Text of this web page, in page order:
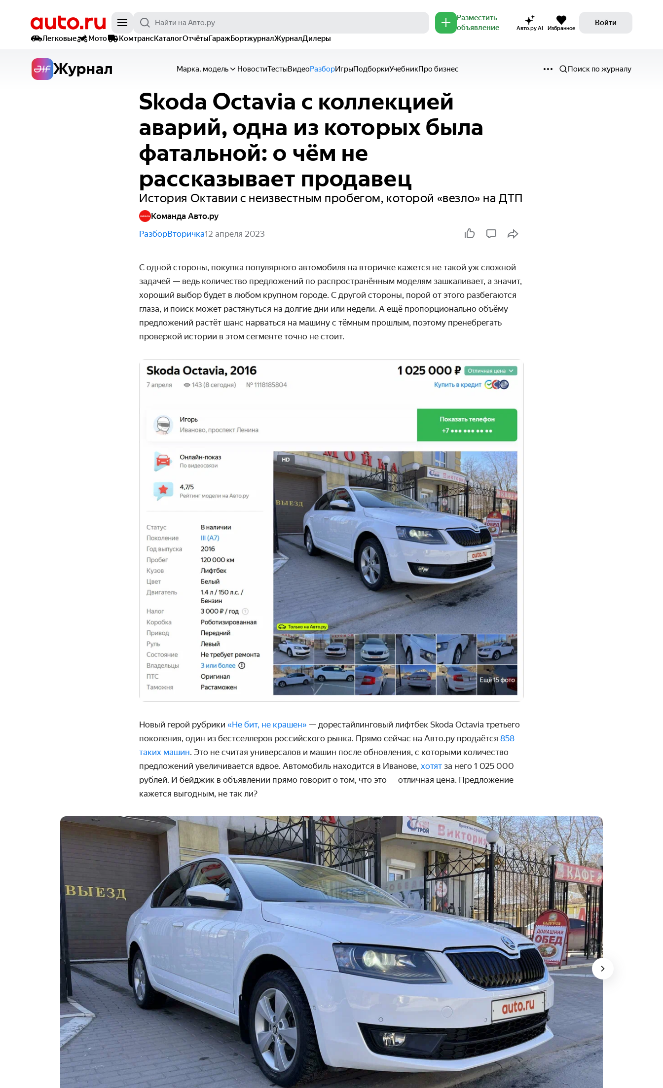
Разместить
объявление
Авто.ру AI Избранное
Войти
Легковые
Мото КомтрансКаталогОтчётыГаражБортжурналЖурналДилеры
Журнал Марка, модель НовостиТестыВидеоРазборИгрыПодборкиУчебникПро бизнес Поиск по журналу
Skoda Octavia с коллекцией
аварий, одна из которых была
фатальной: о чём не
рассказывает продавец
История Октавии с неизвестным пробегом, которой «везло» на ДТП
Команда Авто.ру
РазборВторичка12 апреля 2023
С одной стороны, покупка популярного автомобиля на вторичке кажется не такой уж сложной
задачей — ведь количество предложений по распространённым моделям зашкаливает, а значит,
хороший выбор будет в любом крупном городе. С другой стороны, порой от этого разбегаются
глаза, и поиск может растянуться на долгие дни или недели. А ещё пропорционально объёму
предложений растёт шанс нарваться на машину с тёмным прошлым, поэтому пренебрегать
проверкой истории в этом сегменте точно не стоит.
Новый герой рубрики «Не бит, не крашен» — дорестайлинговый лифтбек Skoda Octavia третьего
поколения, один из бестселлеров российского рынка. Прямо сейчас на Авто.ру продаётся 858
таких машин. Это не считая универсалов и машин после обновления, с которыми количество
предложений увеличивается вдвое. Автомобиль находится в Иванове, хотят за него 1 025 000
рублей. И бейджик в объявлении прямо говорит о том, что это — отличная цена. Предложение
кажется выгодным, не так ли?